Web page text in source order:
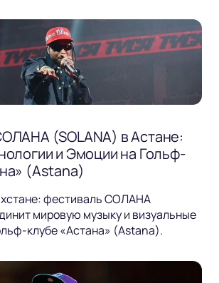
(SOLANA) в Астане:
и Эмоции на Гольф-
(Astana)
фестиваль СОЛАНА
мировую музыку и визуальные
клубе «Астана» (Astana).